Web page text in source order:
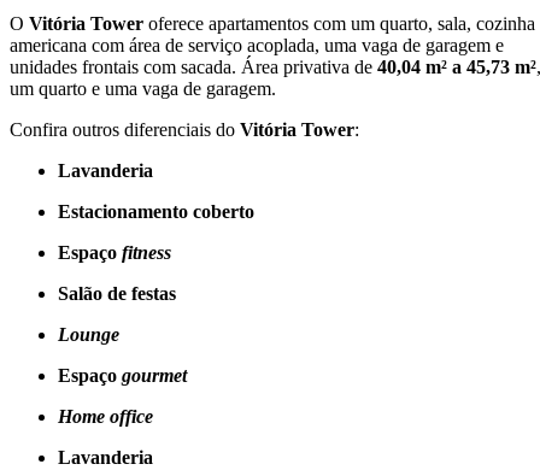
O Vitória Tower oferece apartamentos com um quarto, sala, cozinha
americana com área de serviço acoplada, uma vaga de garagem e
unidades frontais com sacada. Área privativa de 40,04 m² a 45,73 m²,
um quarto e uma vaga de garagem.
Confira outros diferenciais do Vitória Tower:
Lavanderia
Estacionamento coberto
Espaço fitness
Salão de festas
Lounge
Espaço gourmet
Home office
Lavanderia